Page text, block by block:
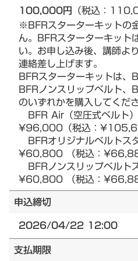
100,000円 （税込：
※BFRスターターキットの
ん。BFRスターターキット
い。お申し込み後、講師よ
連絡差し上げます。
BFRスターターキットは、
BFRノンスリップベルト、
のいずれかを購入してくだ
BFR Air（空圧式ベルト
¥96,000（税込：
BFRオリジナルベルトス
¥60,800 （税込：
BFRノンスリップベルト
¥60,800 （税込：
申込締切
2026/04/22 12:00
支払期限